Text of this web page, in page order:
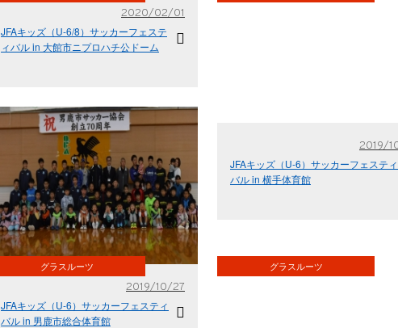
2020/02/01
JFAキッズ（U-6/8）サッカーフェステ
ィバル in 大館市ニプロハチ公ドーム
グラスルーツ
2019/10/27
JFAキッズ（U-6）サッカーフェスティ
バル in 男鹿市総合体育館
グラスルーツ
2019/
JFAキッズ（U-6）サッカーフェスティ
バル in 横手体育館